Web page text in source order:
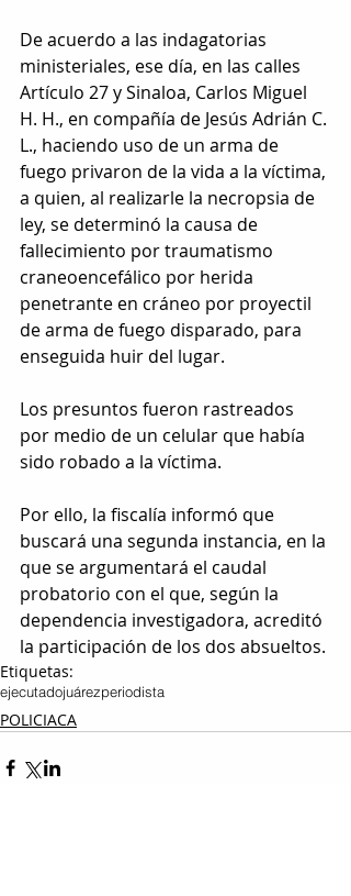
De acuerdo a las indagatorias
ministeriales, ese día, en las calles
Artículo 27 y Sinaloa, Carlos Miguel
H. H., en compañía de Jesús Adrián C.
L., haciendo uso de un arma de
fuego privaron de la vida a la víctima,
a quien, al realizarle la necropsia de
ley, se determinó la causa de
fallecimiento por traumatismo
craneoencefálico por herida
penetrante en cráneo por proyectil
de arma de fuego disparado, para
enseguida huir del lugar.
Los presuntos fueron rastreados
por medio de un celular que había
sido robado a la víctima.
Por ello, la fiscalía informó que
buscará una segunda instancia, en la
que se argumentará el caudal
probatorio con el que, según la
dependencia investigadora, acreditó
la participación de los dos absueltos.
Etiquetas:
ejecutadojuárezperiodista
POLICIACA